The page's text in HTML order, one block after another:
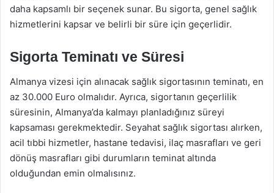
daha kapsamlı bir seçenek sunar. Bu sigorta, genel sağlık
hizmetlerini kapsar ve belirli bir süre için geçerlidir.
Sigorta Teminatı ve Süresi
Almanya vizesi için alınacak sağlık sigortasının teminatı, en
az 30.000 Euro olmalıdır. Ayrıca, sigortanın geçerlilik
süresinin, Almanya’da kalmayı planladığınız süreyi
kapsaması gerekmektedir. Seyahat sağlık sigortası alırken,
acil tıbbi hizmetler, hastane tedavisi, ilaç masrafları ve geri
dönüş masrafları gibi durumların teminat altında
olduğundan emin olmalısınız.